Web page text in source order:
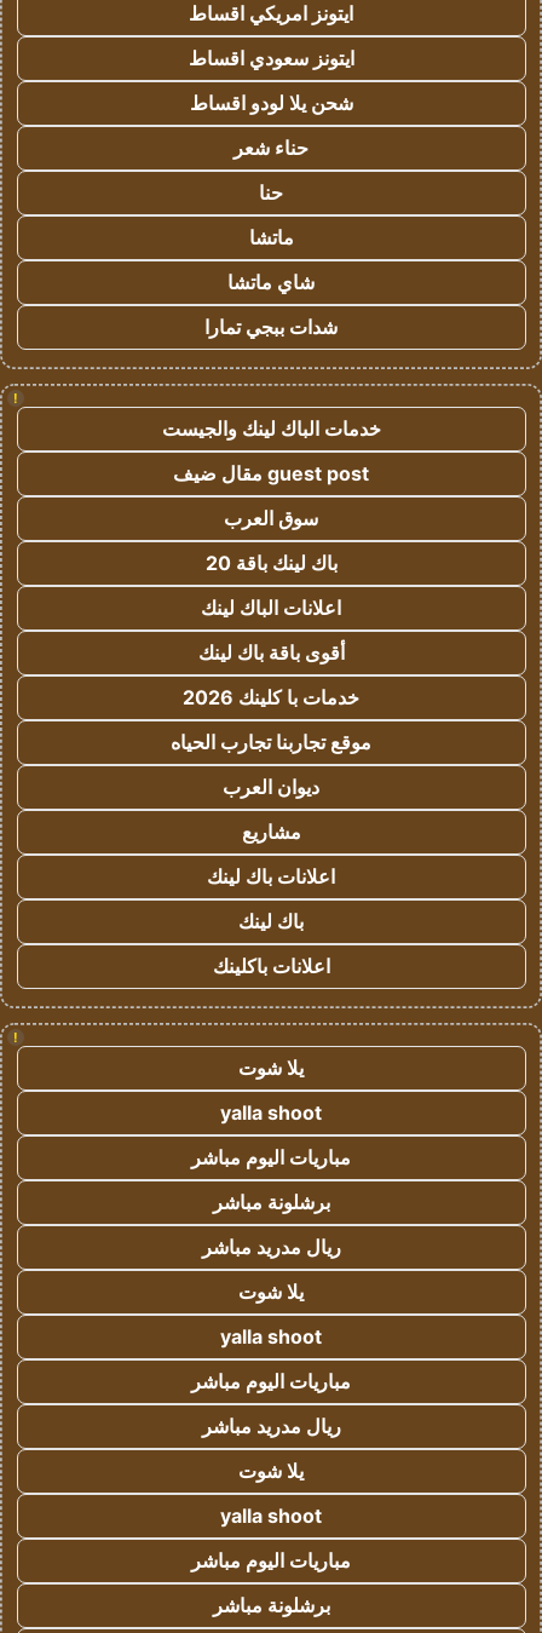
ايتونز امريكي اقساط
ايتونز سعودي اقساط
شحن يلا لودو اقساط
حناء شعر
حنا
ماتشا
شاي ماتشا
شدات ببجي تمارا
!
خدمات الباك لينك والجيست
guest post مقال ضيف
سوق العرب
باك لينك باقة 20
اعلانات الباك لينك
أقوى باقة باك لينك
خدمات با كلينك 2026
موقع تجاربنا تجارب الحياه
ديوان العرب
مشاريع
اعلانات باك لينك
باك لينك
اعلانات باكلينك
!
يلا شوت
yalla shoot
مباريات اليوم مباشر
برشلونة مباشر
ريال مدريد مباشر
يلا شوت
yalla shoot
مباريات اليوم مباشر
ريال مدريد مباشر
يلا شوت
yalla shoot
مباريات اليوم مباشر
برشلونة مباشر